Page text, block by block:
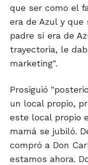
que ser como el
era de Azul y
padre sí era de
trayectoria, le
marketing".
Prosiguió
un local propio,
este local propio
mamá se jubiló.
compró a Don
estamos ahora.